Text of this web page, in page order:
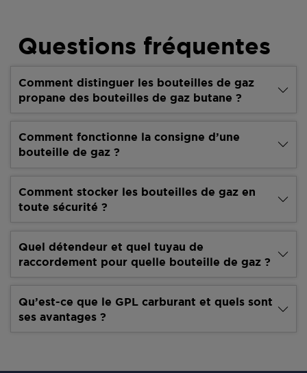
Questions fréquentes
Comment distinguer les bouteilles de gaz
propane des bouteilles de gaz butane ?
Comment fonctionne la consigne d’une
bouteille de gaz ?
Comment stocker les bouteilles de gaz en
toute sécurité ?
Quel détendeur et quel tuyau de
raccordement pour quelle bouteille de gaz ?
Qu’est-ce que le GPL carburant et quels sont
ses avantages ?